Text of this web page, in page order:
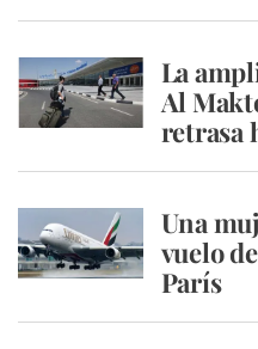
La
Al
retrasa
Una
vuelo
París